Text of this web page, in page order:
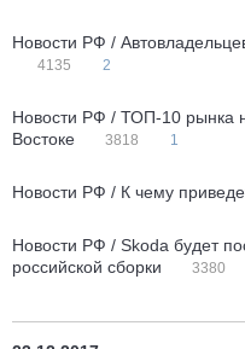
Новости РФ /
4135 2
Новости РФ / ТОП-10 рынка
Востоке
3818 1
Новости РФ / К чему
Новости РФ / Skoda будет
российской сборки
3380